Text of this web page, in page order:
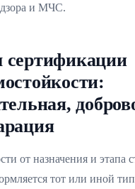
и МЧС.
от назначения и этапа
тот или иной тип